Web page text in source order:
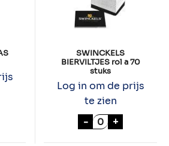
GRIPGLAS 25cl ds a 12 aantal
SWINCKELS
BIERVILTJES rol a 70
stuks
Log in om de prijs
te zien
- SWINCKELS
+